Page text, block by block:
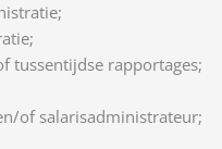
tussentijdse rapportages;
of salarisadministrateur;